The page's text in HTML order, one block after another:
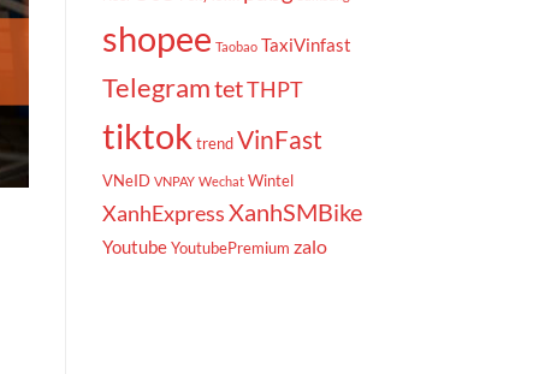
shopee Taobao TaxiVinfast
TelegramtetTHPT
tiktok trend VinFast
VNeID VNPAY Wechat Wintel
XanhExpressXanhSMBike
Youtube YoutubePremium zalo